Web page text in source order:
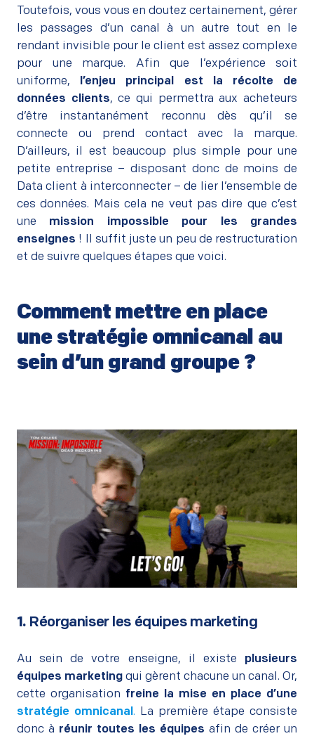
Toutefois, vous vous en doutez certainement, gérer
les passages d’un canal à un autre tout en le
rendant invisible pour le client est assez complexe
pour une marque. Afin que l’expérience soit
uniforme, l’enjeu principal est la récolte de
données clients, ce qui permettra aux acheteurs
d’être instantanément reconnu dès qu’il se
connecte ou prend contact avec la marque.
D’ailleurs, il est beaucoup plus simple pour une
petite entreprise – disposant donc de moins de
Data client à interconnecter – de lier l’ensemble de
ces données. Mais cela ne veut pas dire que c’est
une mission impossible pour les grandes
enseignes ! Il suffit juste un peu de restructuration
et de suivre quelques étapes que voici.
Comment mettre en place
une stratégie omnicanal au
sein d’un grand groupe ?
1. Réorganiser les équipes marketing
Au sein de votre enseigne, il existe plusieurs
équipes marketing qui gèrent chacune un canal. Or,
cette organisation freine la mise en place d’une
stratégie omnicanal .
La première étape consiste
donc à réunir toutes les équipes afin de créer un